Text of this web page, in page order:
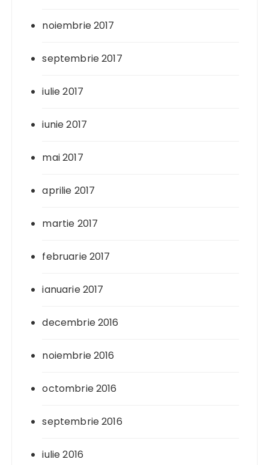
noiembrie 2017
septembrie 2017
iulie 2017
iunie 2017
mai 2017
aprilie 2017
martie 2017
februarie 2017
ianuarie 2017
decembrie 2016
noiembrie 2016
octombrie 2016
septembrie 2016
iulie 2016